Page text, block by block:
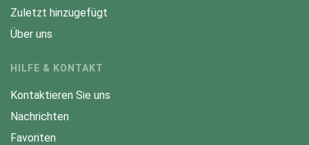
Zuletzt hinzugefügt
Über uns
HILFE & KONTAKT
Kontaktieren Sie uns
Nachrichten
Favoriten